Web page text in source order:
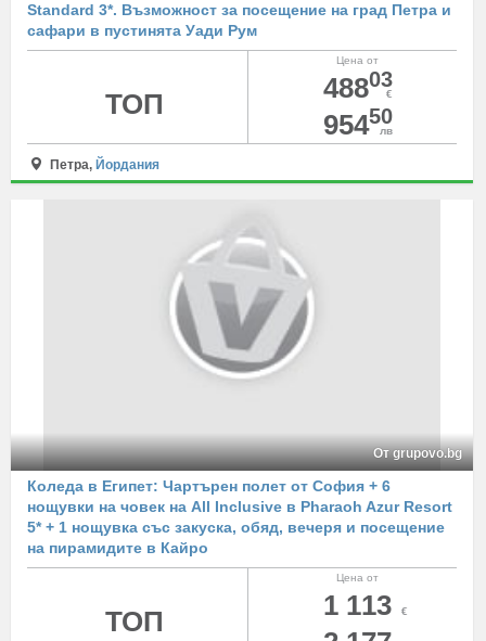
Standard 3*. Възможност за посещение на град Петра и
сафари в пустинята Уади Рум
Цена от
48803
€
95450
лв
ТОП
Петра, Йордания
От grupovo.bg
Коледа в Египет: Чартърен полет от София + 6
нощувки на човек на All Inclusive в Pharaoh Azur Resort
5* + 1 нощувка със закуска, обяд, вечеря и посещение
на пирамидите в Кайро
Цена от
1 113 €
ТОП